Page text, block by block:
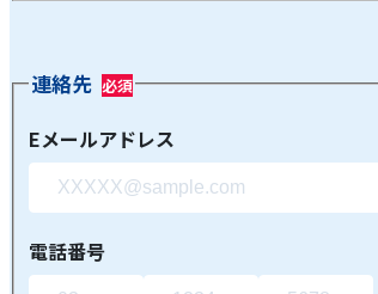
連絡先
Eメールアドレス
電話番号